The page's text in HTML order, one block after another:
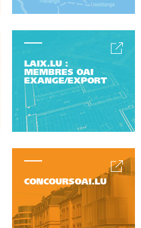
LAIX.LU :
MEMBRES OAI
EXANGE/EXPORT
CONCOURSOAI.LU